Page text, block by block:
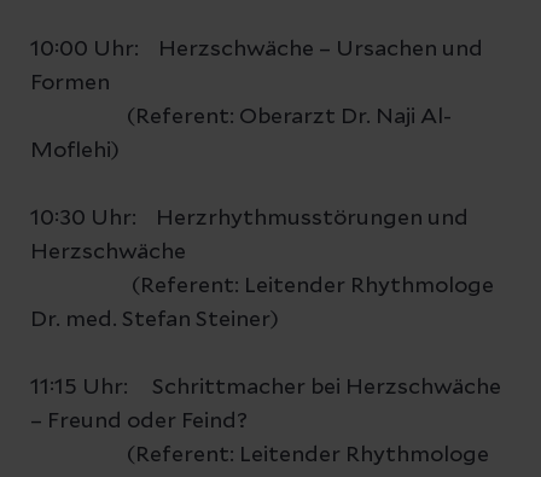
10:00 Uhr: Herzschwäche – Ursachen und
Formen
(Referent: Oberarzt Dr. Naji Al-
Moflehi)
10:30 Uhr: Herzrhythmusstörungen und
Herzschwäche
(Referent: Leitender Rhythmologe
Dr. med. Stefan Steiner)
11:15 Uhr: Schrittmacher bei Herzschwäche
– Freund oder Feind?
(Referent: Leitender Rhythmologe